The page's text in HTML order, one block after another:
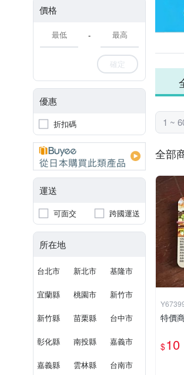
價格
-
確定
優惠
折扣碼
運送
可面交 跨國運送
所在地
台北市 新北市 基隆市
宜蘭縣 桃園市 新竹市
新竹縣 苗栗縣 台中市
彰化縣 南投縣 嘉義市
嘉義縣 雲林縣 台南市
1 ~
全部
特價
$10